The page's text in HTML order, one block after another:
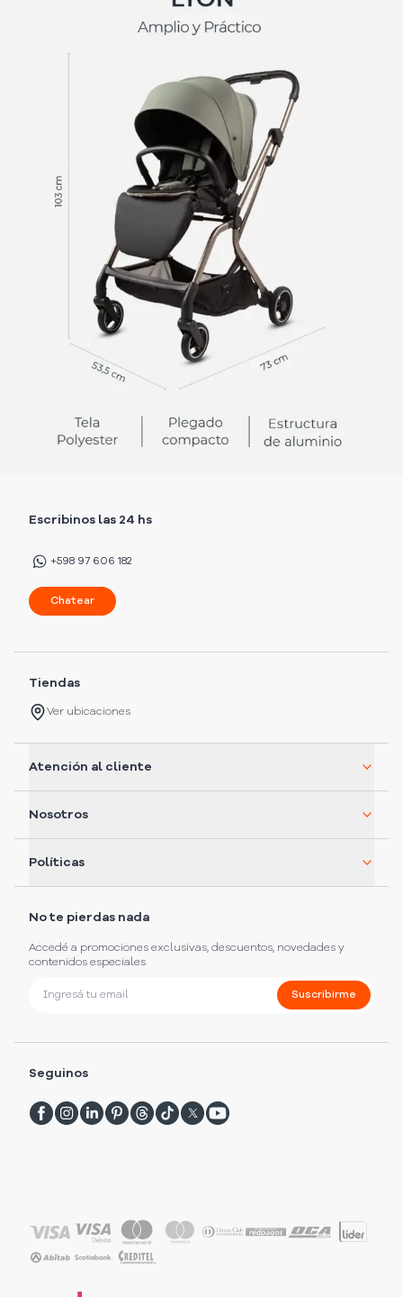
Escribinos las 24 hs
+598 97 606 182
Chatear
Tiendas
Ver ubicaciones
Atención al cliente
Nosotros
Políticas
No te pierdas nada
Accedé a promociones exclusivas, descuentos, novedades y
contenidos especiales
Suscribirme
Seguinos